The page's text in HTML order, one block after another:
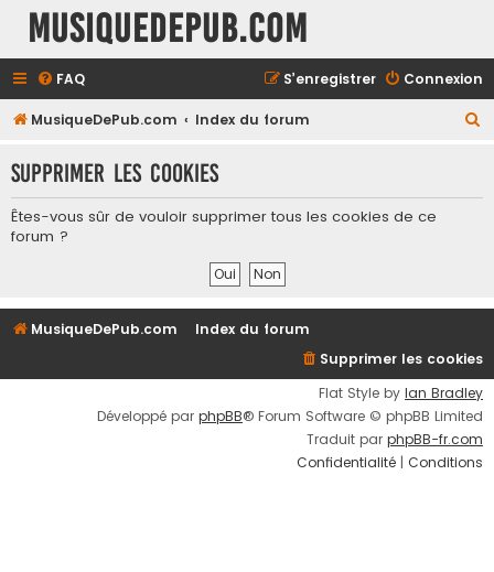
MusiqueDePub.com
FAQ Connexion
S’enregistrer
MusiqueDePub.com Index du forum
h
r
Supprimer les cookies
Êtes-vous sûr de vouloir supprimer tous les cookies de ce
forum ?
MusiqueDePub.com
Index du forum
Supprimer les cookies
Flat Style by Ian Bradley
Développé par phpBB® Forum Software © phpBB Limited
Traduit par phpBB-fr.com
Confidentialité | Conditions